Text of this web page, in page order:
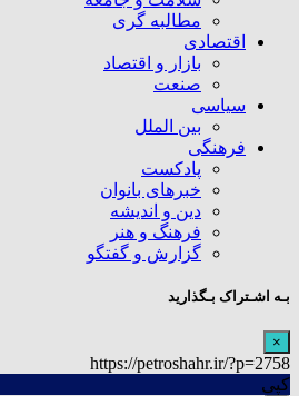
مطالبه گری
اقتصادی
بازار و اقتصاد
صنعت
سیاسی
بین الملل
فرهنگی
پادکست
خبرهای بانوان
دین و اندیشه
فرهنگ و هنر
گزارش و گفتگو
بـه اشـتراک بـگذارید
×
https://petroshahr.ir/?p=2758
کپی